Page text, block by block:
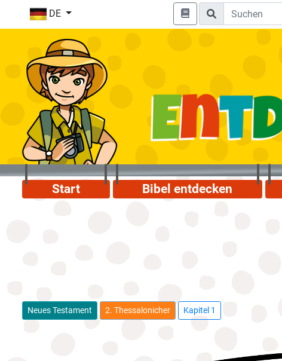
DE
Start Bibel entdecken
Neues Testament 2. Thessalonicher Kapitel 1